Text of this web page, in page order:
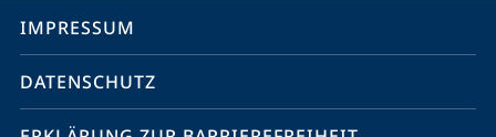
Service-
Navigation
IMPRESSUM
DATENSCHUTZ